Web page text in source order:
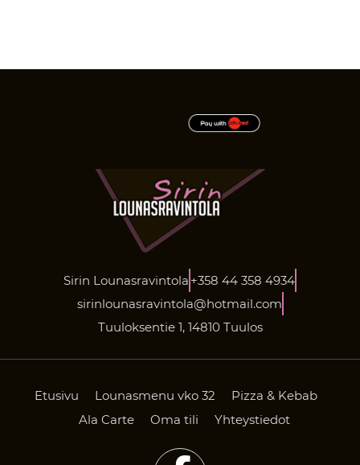
Sirin Lounasravintola +358 44 358 4934
sirinlounasravintola@hotmail.com
Tuuloksentie 1, 14810 Tuulos
Etusivu Lounasmenu vko 32
Pizza & Kebab
Ala Carte
Oma tili Yhteystiedot